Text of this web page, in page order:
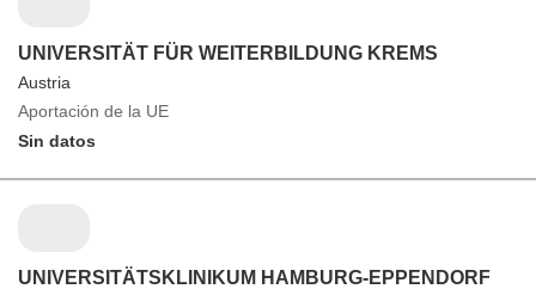
UNIVERSITÄT FÜR WEITERBILDUNG KREMS
Austria
Aportación de la UE
Sin datos
UNIVERSITÄTSKLINIKUM HAMBURG-EPPENDORF